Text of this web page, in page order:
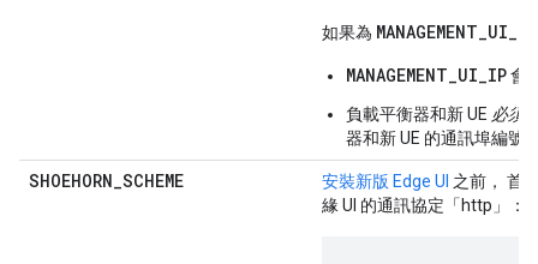
如果為
MANAGEMENT_UI_IP會
負載平衡器和新 UE 必須
器和新 UE 的通訊埠編號
SHOEHORN_SCHEME 安裝新版 Edge UI 之前， 首
緣 UI 的通訊協定「http」：